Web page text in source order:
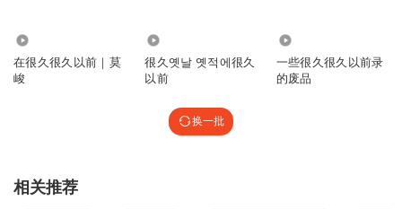
在很久很久以前｜莫
峻
很久옛날 옛적에很久
以前
一些很久很久以前录
的废品
换一批
相关推荐